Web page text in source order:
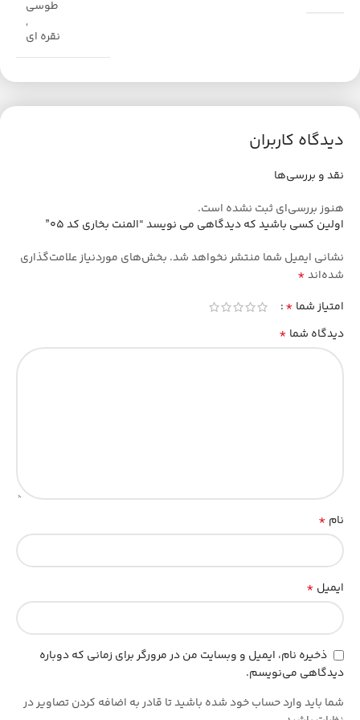
طوسی
,
نقره ای
دیدگاه کاربران
نقد و بررسی‌ها
هنوز بررسی‌ای ثبت نشده است.
اولین کسی باشید که دیدگاهی می نویسد “المنت بخاری کد 05”
نشانی ایمیل شما منتشر نخواهد شد. بخش‌های موردنیاز علامت‌گذاری
شده‌اند*
امتیاز شما *
دیدگاه شما *
نام *
ایمیل *
ذخیره نام، ایمیل و وبسایت من در مرورگر برای زمانی که دوباره
دیدگاهی می‌نویسم.
شما باید وارد حساب خود شده باشید تا قادر به اضافه کردن تصاویر در